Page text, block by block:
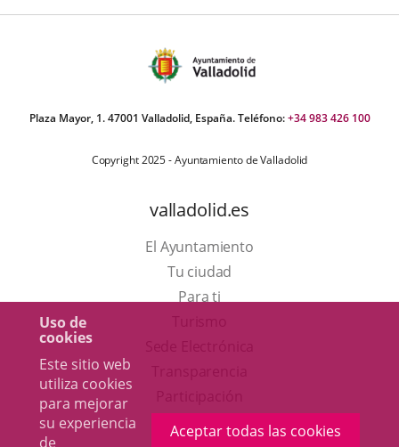
Uso de
cookies
Este sitio web
utiliza cookies
para mejorar
su experiencia
de
Aceptar todas las cookies
Plaza Mayor, 1. 47001 Valladolid, España. Teléfono:+34 983 426 100
Copyright 2025 - Ayuntamiento de Valladolid
valladolid.es
El Ayuntamiento
Tu ciudad
Para ti
aplicación